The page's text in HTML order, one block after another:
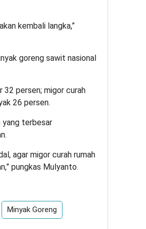
kembali langka,”
goreng sawit nasional
persen; migor curah
26 persen.
yang terbesar
agar migor curah rumah
pungkas Mulyanto.
Minyak Goreng